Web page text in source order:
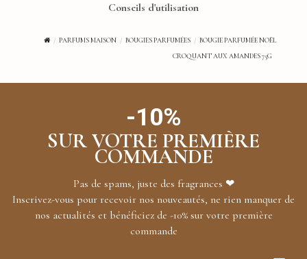
Conseils d'utilisation
PARFUMS MAISON BOUGIES PARFUMÉES
BOUGIE PARFUMÉE NOËL
CROQUANT AUX AMANDES 75G
-10%
SUR VOTRE PREMIÈRE
COMMANDE
Pas de spams, juste des fragrances ❤
Inscrivez-vous pour recevoir nos nouveautés, ne rien manquer de
nos actualités et bénéficiez de -10% sur votre première
commande